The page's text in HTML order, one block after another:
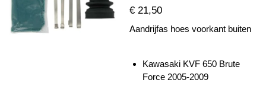
€ 21,50
Aandrijfas hoes voorkant buiten
Kawasaki KVF 650 Brute
Force 2005-2009